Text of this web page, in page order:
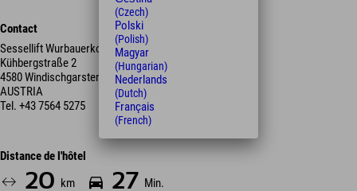
Contact
Sessellift Wurbauerkogel
Kühbergstraße 2
4580 Windischgarsten
AUSTRIA
Tel. +43 7564 5275
Distance de l'hôtel
20 km 27 Min.
(Czech)
Polski
(Polish)
Magyar
(Hungarian)
Nederlands
(Dutch)
Français
(French)